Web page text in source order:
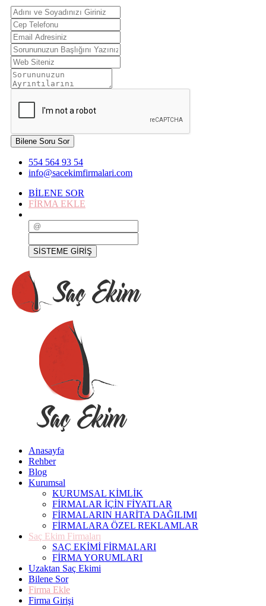
Bilene Soru Sor
554 564 93 54
info@sacekimfirmalari.com
BİLENE SOR
FİRMA EKLE
SİSTEME GİRİŞ
Anasayfa
Rehber
Blog
Kurumsal
KURUMSAL KİMLİK
FİRMALAR İÇİN FİYATLAR
FİRMALARIN HARİTA DAĞILIMI
FİRMALARA ÖZEL REKLAMLAR
Saç Ekim Firmaları
SAÇ EKİMİ FİRMALARI
FİRMA YORUMLARI
Uzaktan Saç Ekimi
Bilene Sor
Firma Ekle
Firma Girişi